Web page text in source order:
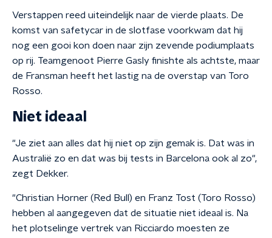
Verstappen reed uiteindelijk naar de vierde plaats. De
komst van safetycar in de slotfase voorkwam dat hij
nog een gooi kon doen naar zijn zevende podiumplaats
op rij. Teamgenoot Pierre Gasly finishte als achtste, maar
de Fransman heeft het lastig na de overstap van Toro
Rosso.
Niet ideaal
"Je ziet aan alles dat hij niet op zijn gemak is. Dat was in
Australië zo en dat was bij tests in Barcelona ook al zo",
zegt Dekker.
"Christian Horner (Red Bull) en Franz Tost (Toro Rosso)
hebben al aangegeven dat de situatie niet ideaal is. Na
het plotselinge vertrek van Ricciardo moesten ze